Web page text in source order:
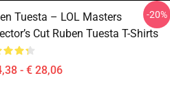
Tuesta – LOL Masters
Cut Ruben Tuesta T-Shirts
- € 28,06
-20%